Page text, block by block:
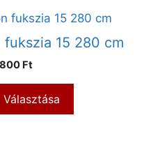
15 280 cm
Ft